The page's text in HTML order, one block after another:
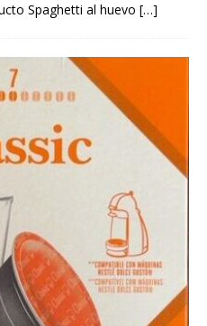
Spaghetti al huevo […]